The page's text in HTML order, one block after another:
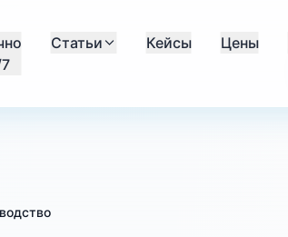
Статьи Кейсы Цены